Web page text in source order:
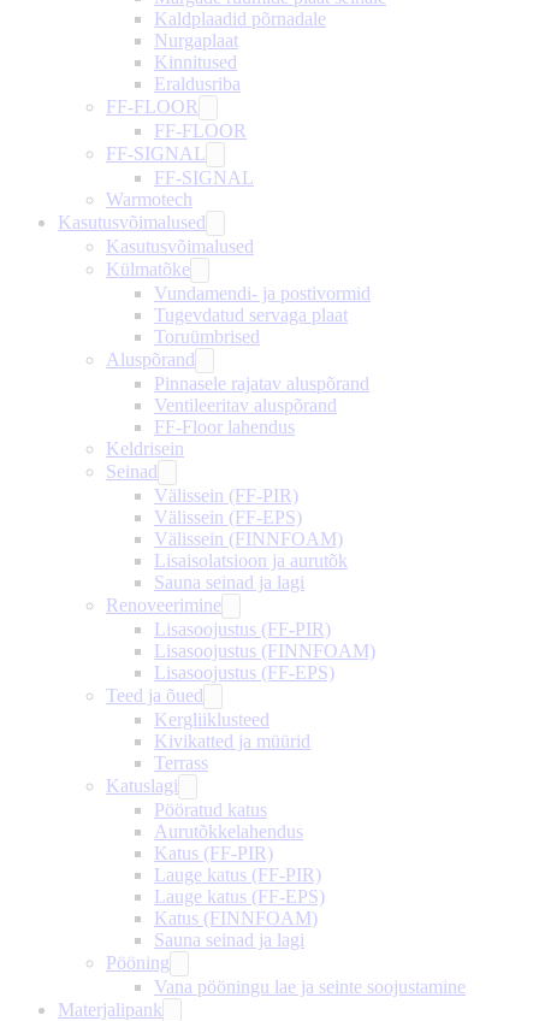
Kaldplaadid põrnadale
Nurgaplaat
Kinnitused
Eraldusriba
FF-FLOOR
FF-FLOOR
FF-SIGNAL
FF-SIGNAL
Warmotech
Kasutusvõimalused
Kasutusvõimalused
Külmatõke
Vundamendi- ja postivormid
Tugevdatud servaga plaat
Toruümbrised
Aluspõrand
Pinnasele rajatav aluspõrand
Ventileeritav aluspõrand
FF-Floor lahendus
Keldrisein
Seinad
Välissein (FF-PIR)
Välissein (FF-EPS)
Välissein (FINNFOAM)
Lisaisolatsioon ja aurutõk
Sauna seinad ja lagi
Renoveerimine
Lisasoojustus (FF-PIR)
Lisasoojustus (FINNFOAM)
Lisasoojustus (FF-EPS)
Teed ja õued
Kergliiklusteed
Kivikatted ja müürid
Terrass
Katuslagi
Pööratud katus
Aurutõkkelahendus
Katus (FF-PIR)
Lauge katus (FF-PIR)
Lauge katus (FF-EPS)
Katus (FINNFOAM)
Sauna seinad ja lagi
Pööning
Vana pööningu lae ja seinte soojustamine
Materjalipank